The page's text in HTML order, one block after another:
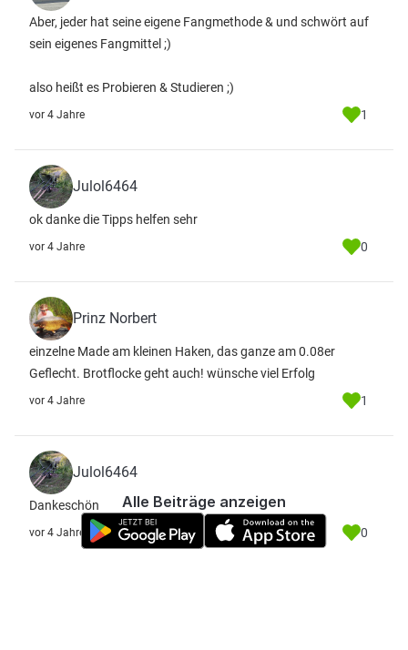
Aber, jeder hat seine eigene Fangmethode & und schwört auf
sein eigenes Fangmittel ;)
also heißt es Probieren & Studieren ;)
vor 4 Jahre 1
Julol6464
ok danke die Tipps helfen sehr
vor 4 Jahre 0
Prinz Norbert
einzelne Made am kleinen Haken, das ganze am 0.08er
Geflecht. Brotflocke geht auch! wünsche viel Erfolg
vor 4 Jahre 1
Julol6464
Dankeschön
vor 4 Jahre 0
Alle Beiträge anzeigen